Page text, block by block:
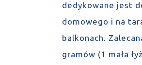
dedykowane jest
domowego i na
balkonach.
gramów (1 mała